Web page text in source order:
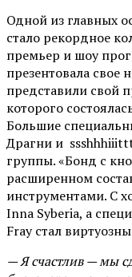
Одной из главных
стало рекордное
премьер и шоу
презентовала свое
представили свой
которого
Большие
Драгни и
группы. «Бонд с
расширенном
инструментами. С
Inna Syberia, а
Fray стал
— Я счастлив — мы